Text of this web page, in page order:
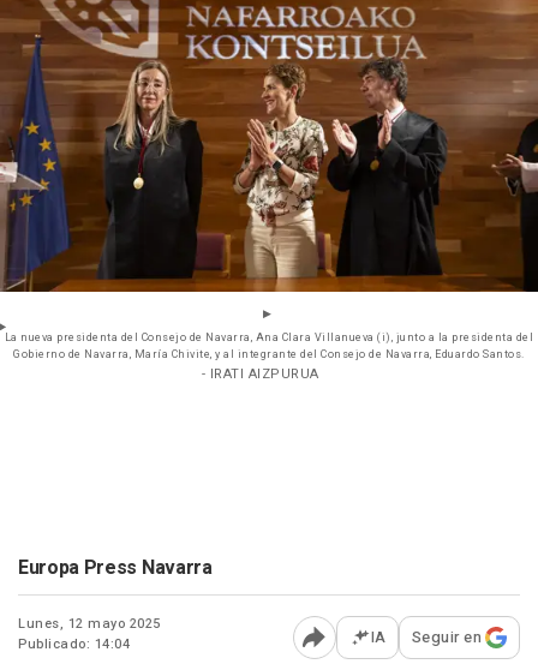
La nueva presidenta del Consejo de Navarra, Ana Clara Villanueva (i), junto a la presidenta del
Gobierno de Navarra, María Chivite, y al integrante del Consejo de Navarra, Eduardo Santos.
- IRATI AIZPURUA
Europa Press Navarra
Lunes, 12 mayo 2025
Publicado: 14:04
Abrir opciones para
IA Seguir en